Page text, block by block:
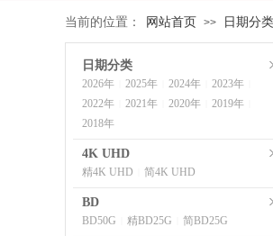
当前的位置： 网站首页 >> 日期分类
日期分类
2026年 2025年 2024年 2023年
2022年 2021年 2020年 2019年
2018年
4K UHD
精4K UHD 简4K UHD
BD
BD50G 精BD25G 简BD25G